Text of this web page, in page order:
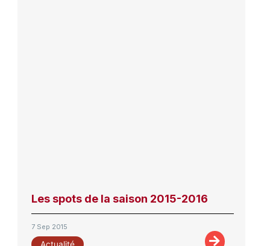
Les spots de la saison 2015-2016
7 Sep 2015